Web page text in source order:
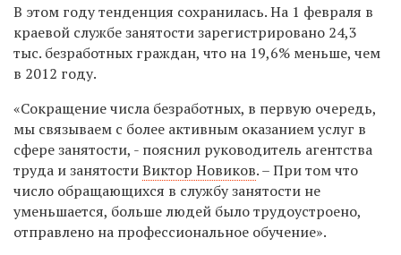
В этом году тенденция сохранилась. На 1 февраля в
краевой службе занятости зарегистрировано 24,3
тыс. безработных граждан, что на 19,6% меньше, чем
в 2012 году.
«Сокращение числа безработных, в первую очередь,
мы связываем с более активным оказанием услуг в
сфере занятости, - пояснил руководитель агентства
труда и занятостиВиктор Новиков. – При том что
число обращающихся в службу занятости не
уменьшается, больше людей было трудоустроено,
отправлено на профессиональное обучение».